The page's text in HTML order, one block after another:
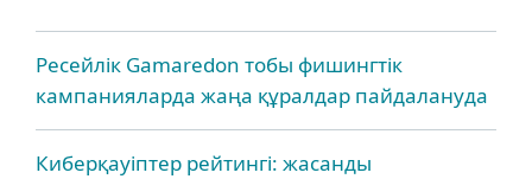
Ресейлік Gamaredon тобы фишингтік
кампанияларда жаңа құралдар пайдалануда
Киберқауіптер рейтингі: жасанды